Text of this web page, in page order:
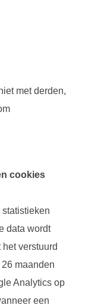
met derden,
cookies
data wordt
verstuurd
maanden
Analytics op
een